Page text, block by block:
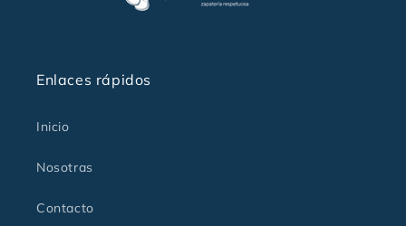
Enlaces rápidos
Inicio
Nosotras
Contacto